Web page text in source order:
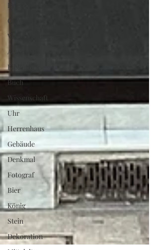
Krieg
Carcassonne
Veranstaltung
Anwesen
Bibliothek
Buch
Wissenschaft
Uhr
Herrenhaus
Gebäude
Denkmal
Fotograf
Bier
König
Stein
Dekoration